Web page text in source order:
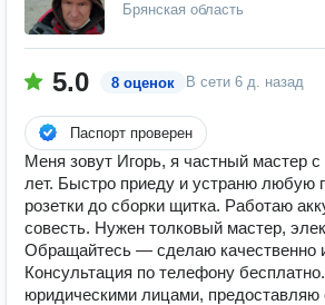
Брянская область
5.0 8 оценок В сети 6 д. назад
Паспорт проверен
Меня зовут Игорь, я частный мастер
лет. Быстро приеду и устраню любую
розетки до сборки щитка. Работаю
совесть. Нужен толковый мастер,
Обращайтесь — сделаю качественно
Консультация по телефону
юридическими лицами, предоставляю